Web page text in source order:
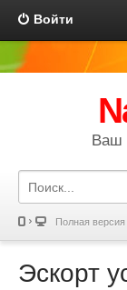
Войти
Ваш
Полная версия
Эскорт